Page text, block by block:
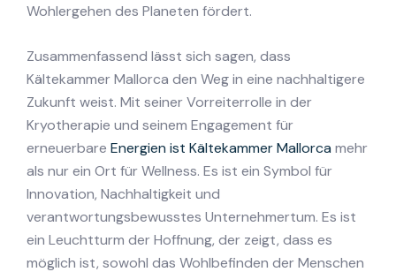
Wohlergehen des Planeten fördert.
Zusammenfassend lässt sich sagen, dass
Kältekammer Mallorca den Weg in eine nachhaltigere
Zukunft weist. Mit seiner Vorreiterrolle in der
Kryotherapie und seinem Engagement für
erneuerbare Energien ist Kältekammer Mallorca mehr
als nur ein Ort für Wellness. Es ist ein Symbol für
Innovation, Nachhaltigkeit und
verantwortungsbewusstes Unternehmertum. Es ist
ein Leuchtturm der Hoffnung, der zeigt, dass es
möglich ist, sowohl das Wohlbefinden der Menschen